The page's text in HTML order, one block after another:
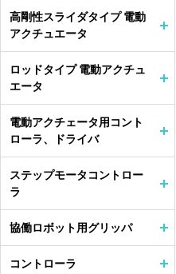
高剛性スライダタイプ 電動
アクチュエータ
ロッドタイプ 電動アクチュ
エータ
電動アクチェータ用コント
ローラ、ドライバ
ステップモータコントロー
ラ
協働ロボット用グリッパ
コントローラ